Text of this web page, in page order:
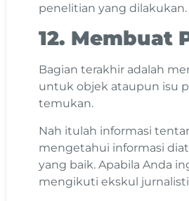
penelitian yang dilakukan.
12. Membuat
Bagian terakhir adalah
untuk objek ataupun isu
temukan.
Nah itulah informasi
mengetahui informasi
yang baik. Apabila Anda
mengikuti ekskul